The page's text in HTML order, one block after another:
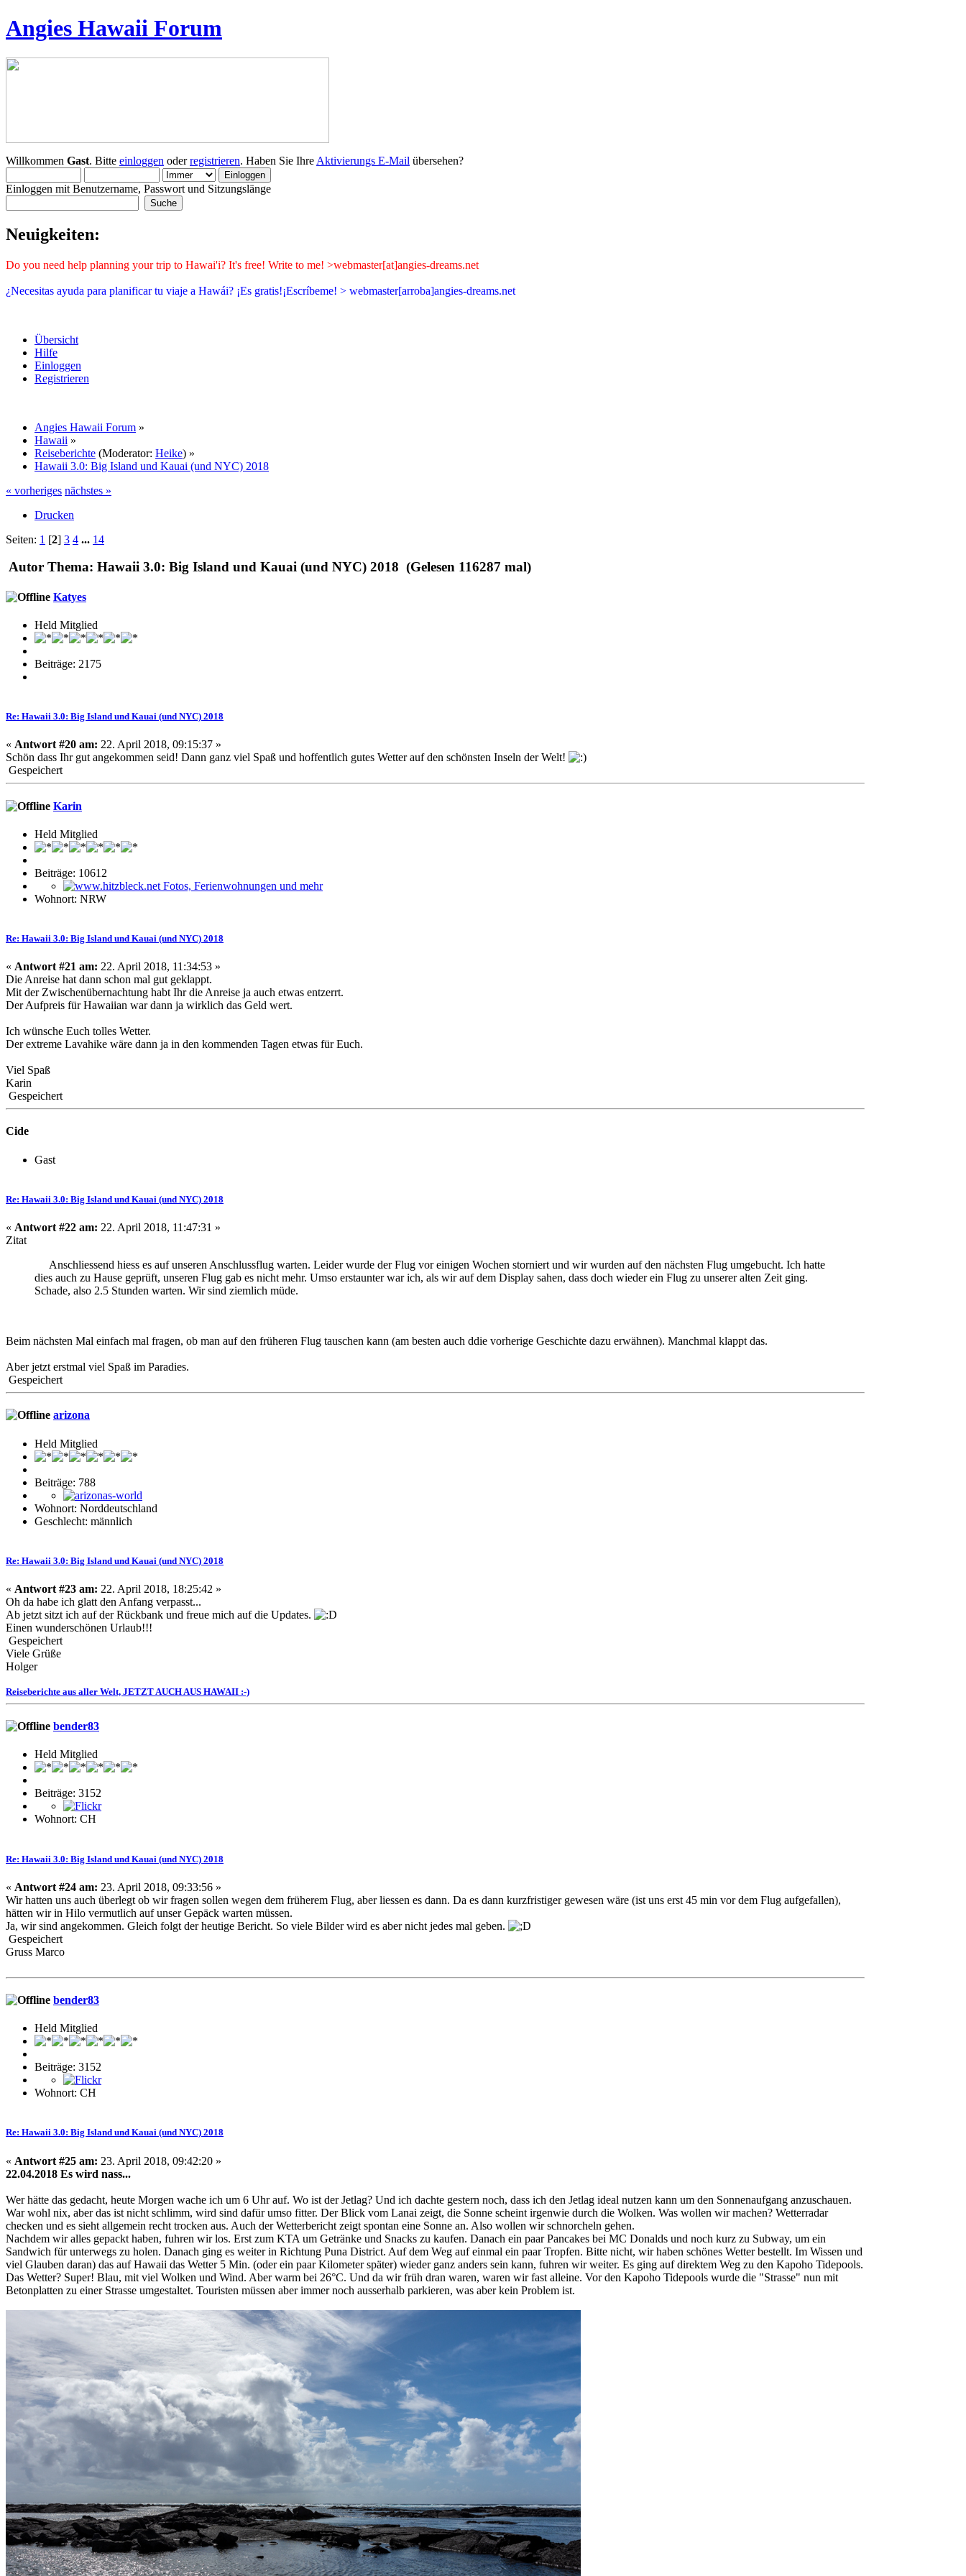
Angies Hawaii Forum
Willkommen Gast. Bitte einloggen oderregistrieren. Haben Sie Ihre Aktivierungs E-Mail übersehen?
Einloggen mit Benutzername, Passwort und Sitzungslänge
Neuigkeiten:
Do you need help planning your trip to Hawai'i? It's free! Write to me! >webmaster[at]angies-dreams.net
¿Necesitas ayuda para planificar tu viaje a Hawái? ¡Es gratis!¡Escríbeme! > webmaster[arroba]angies-dreams.net
Übersicht
Hilfe
Einloggen
Registrieren
Angies Hawaii Forum »
Hawaii »
Reiseberichte (Moderator: Heike) »
Hawaii 3.0: Big Island und Kauai (und NYC) 2018
« vorheriges nächstes »
Drucken
Seiten: 1 [2] 3 4 ... 14
Autor Thema: Hawaii 3.0: Big Island und Kauai (und NYC) 2018 (Gelesen 116287 mal)
Katyes
Held Mitglied
Beiträge: 2175
Re: Hawaii 3.0: Big Island und Kauai (und NYC) 2018
« Antwort #20 am: 22. April 2018, 09:15:37 »
Schön dass Ihr gut angekommen seid! Dann ganz viel Spaß und hoffentlich gutes Wetter auf den schönsten Inseln der Welt!
Gespeichert
Karin
Held Mitglied
Beiträge: 10612
Wohnort: NRW
Re: Hawaii 3.0: Big Island und Kauai (und NYC) 2018
« Antwort #21 am: 22. April 2018, 11:34:53 »
Die Anreise hat dann schon mal gut geklappt.
Mit der Zwischenübernachtung habt Ihr die Anreise ja auch etwas entzerrt.
Der Aufpreis für Hawaiian war dann ja wirklich das Geld wert.
Ich wünsche Euch tolles Wetter.
Der extreme Lavahike wäre dann ja in den kommenden Tagen etwas für Euch.
Viel Spaß
Karin
Gespeichert
Cide
Gast
Re: Hawaii 3.0: Big Island und Kauai (und NYC) 2018
« Antwort #22 am: 22. April 2018, 11:47:31 »
Zitat
Anschliessend hiess es auf unseren Anschlussflug warten. Leider wurde der Flug vor einigen Wochen storniert und wir wurden auf den nächsten Flug umgebucht. Ich hatte
dies auch zu Hause geprüft, unseren Flug gab es nicht mehr. Umso erstaunter war ich, als wir auf dem Display sahen, dass doch wieder ein Flug zu unserer alten Zeit ging.
Schade, also 2.5 Stunden warten. Wir sind ziemlich müde.
Beim nächsten Mal einfach mal fragen, ob man auf den früheren Flug tauschen kann (am besten auch ddie vorherige Geschichte dazu erwähnen). Manchmal klappt das.
Aber jetzt erstmal viel Spaß im Paradies.
Gespeichert
arizona
Held Mitglied
Beiträge: 788
Wohnort: Norddeutschland
Geschlecht: männlich
Re: Hawaii 3.0: Big Island und Kauai (und NYC) 2018
« Antwort #23 am: 22. April 2018, 18:25:42 »
Oh da habe ich glatt den Anfang verpasst...
Ab jetzt sitzt ich auf der Rückbank und freue mich auf die Updates.
Einen wunderschönen Urlaub!!!
Gespeichert
Viele Grüße
Holger
Reiseberichte aus aller Welt, JETZT AUCH AUS HAWAII :-)
bender83
Held Mitglied
Beiträge: 3152
Wohnort: CH
Re: Hawaii 3.0: Big Island und Kauai (und NYC) 2018
« Antwort #24 am: 23. April 2018, 09:33:56 »
Wir hatten uns auch überlegt ob wir fragen sollen wegen dem früherem Flug, aber liessen es dann. Da es dann kurzfristiger gewesen wäre (ist uns erst 45 min vor dem Flug aufgefallen),
hätten wir in Hilo vermutlich auf unser Gepäck warten müssen.
Ja, wir sind angekommen. Gleich folgt der heutige Bericht. So viele Bilder wird es aber nicht jedes mal geben.
Gespeichert
Gruss Marco
bender83
Held Mitglied
Beiträge: 3152
Wohnort: CH
Re: Hawaii 3.0: Big Island und Kauai (und NYC) 2018
« Antwort #25 am: 23. April 2018, 09:42:20 »
22.04.2018 Es wird nass...
Wer hätte das gedacht, heute Morgen wache ich um 6 Uhr auf. Wo ist der Jetlag? Und ich dachte gestern noch, dass ich den Jetlag ideal nutzen kann um den Sonnenaufgang anzuschauen.
War wohl nix, aber das ist nicht schlimm, wird sind dafür umso fitter. Der Blick vom Lanai zeigt, die Sonne scheint irgenwie durch die Wolken. Was wollen wir machen? Wetterradar
checken und es sieht allgemein recht trocken aus. Auch der Wetterbericht zeigt spontan eine Sonne an. Also wollen wir schnorcheln gehen.
Nachdem wir alles gepackt haben, fuhren wir los. Erst zum KTA um Getränke und Snacks zu kaufen. Danach ein paar Pancakes bei MC Donalds und noch kurz zu Subway, um ein
Sandwich für unterwegs zu holen. Danach ging es weiter in Richtung Puna District. Auf dem Weg auf einmal ein paar Tropfen. Bitte nicht, wir haben schönes Wetter bestellt. Im Wissen und
viel Glauben daran) das auf Hawaii das Wetter 5 Min. (oder ein paar Kilometer später) wieder ganz anders sein kann, fuhren wir weiter. Es ging auf direktem Weg zu den Kapoho Tidepools.
Das Wetter? Super! Blau, mit viel Wolken und Wind. Aber warm bei 26°C. Und da wir früh dran waren, waren wir fast alleine. Vor den Kapoho Tidepools wurde die "Strasse" nun mit
Betonplatten zu einer Strasse umgestaltet. Touristen müssen aber immer noch ausserhalb parkieren, was aber kein Problem ist.